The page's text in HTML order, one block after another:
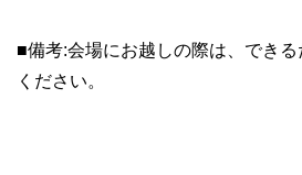
■備考:会場にお越しの際は、でき
ください。